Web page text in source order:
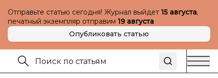
Отправьте статью сегодня! Журнал выйдет 15 августа,
печатный экземпляр отправим 19 августа
Опубликовать статью